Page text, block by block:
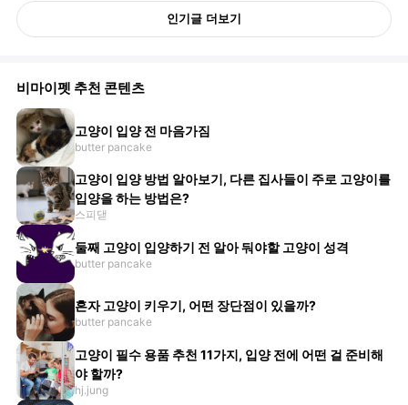
인기글 더보기
비마이펫 추천 콘텐츠
고양이 입양 전 마음가짐
butter pancake
고양이 입양 방법 알아보기, 다른 집사들이 주로 고양이를
입양을 하는 방법은?
스피댇
둘째 고양이 입양하기 전 알아 둬야할 고양이 성격
butter pancake
혼자 고양이 키우기, 어떤 장단점이 있을까?
butter pancake
고양이 필수 용품 추천 11가지, 입양 전에 어떤 걸 준비해
야 할까?
hj.jung